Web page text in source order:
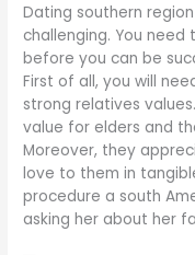
Dating southern
challenging. You
before you can be
First of all, you will
strong relatives
value for elders and
Moreover, they
love to them in
procedure a south
asking her about her